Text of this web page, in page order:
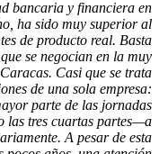
bancaria y financiera en
ha sido muy superior al
de producto real. Basta
se negocian en la muy
Casi que se trata
de una sola empresa:
parte de las jornadas
las tres cuartas partes—a
A pesar de esta